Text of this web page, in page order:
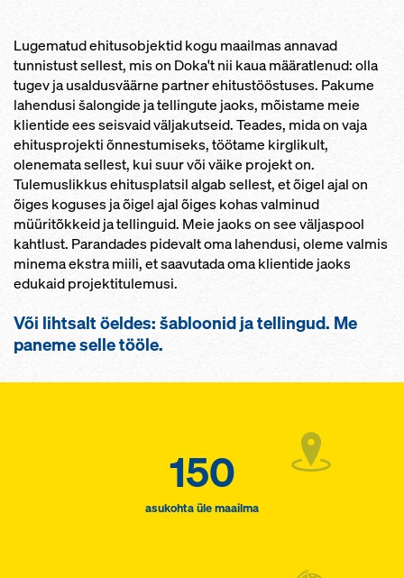
Lugematud ehitusobjektid kogu maailmas annavad
tunnistust sellest, mis on Doka't nii kaua määratlenud: olla
tugev ja usaldusväärne partner ehitustööstuses. Pakume
lahendusi šalongide ja tellingute jaoks, mõistame meie
klientide ees seisvaid väljakutseid. Teades, mida on vaja
ehitusprojekti õnnestumiseks, töötame kirglikult,
olenemata sellest, kui suur või väike projekt on.
Tulemuslikkus ehitusplatsil algab sellest, et õigel ajal on
õiges koguses ja õigel ajal õiges kohas valminud
müüritõkkeid ja tellinguid. Meie jaoks on see väljaspool
kahtlust. Parandades pidevalt oma lahendusi, oleme valmis
minema ekstra miili, et saavutada oma klientide jaoks
edukaid projektitulemusi.
Või lihtsalt öeldes: šabloonid ja tellingud. Me
paneme selle tööle.
150
asukohta üle maailma